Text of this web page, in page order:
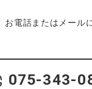
お電話またはメール
075-343-